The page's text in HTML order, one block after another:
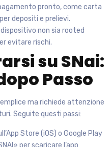
pronto, come carta
depositi e prelievi.
non sia rooted
evitare rischi.
su SNai:
Passo
ma richiede attenzione
Seguite questi passi:
Store (iOS) o Google Play
per scaricare l’app